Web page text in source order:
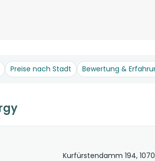
Preise nach Stadt Bewertung &
Kurfürstendamm 194,